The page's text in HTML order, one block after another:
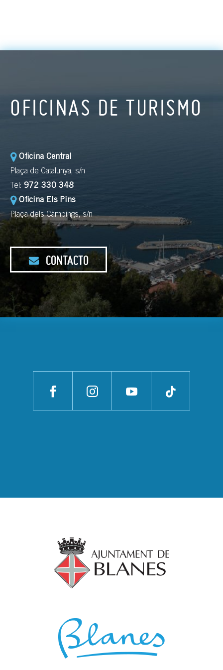
OFICINAS DE TURISMO
Oficina Central
Plaça de Catalunya, s/n
Tel: 972 330 348
Oficina Els Pins
Plaça dels Càmpings, s/n
CONTACTO